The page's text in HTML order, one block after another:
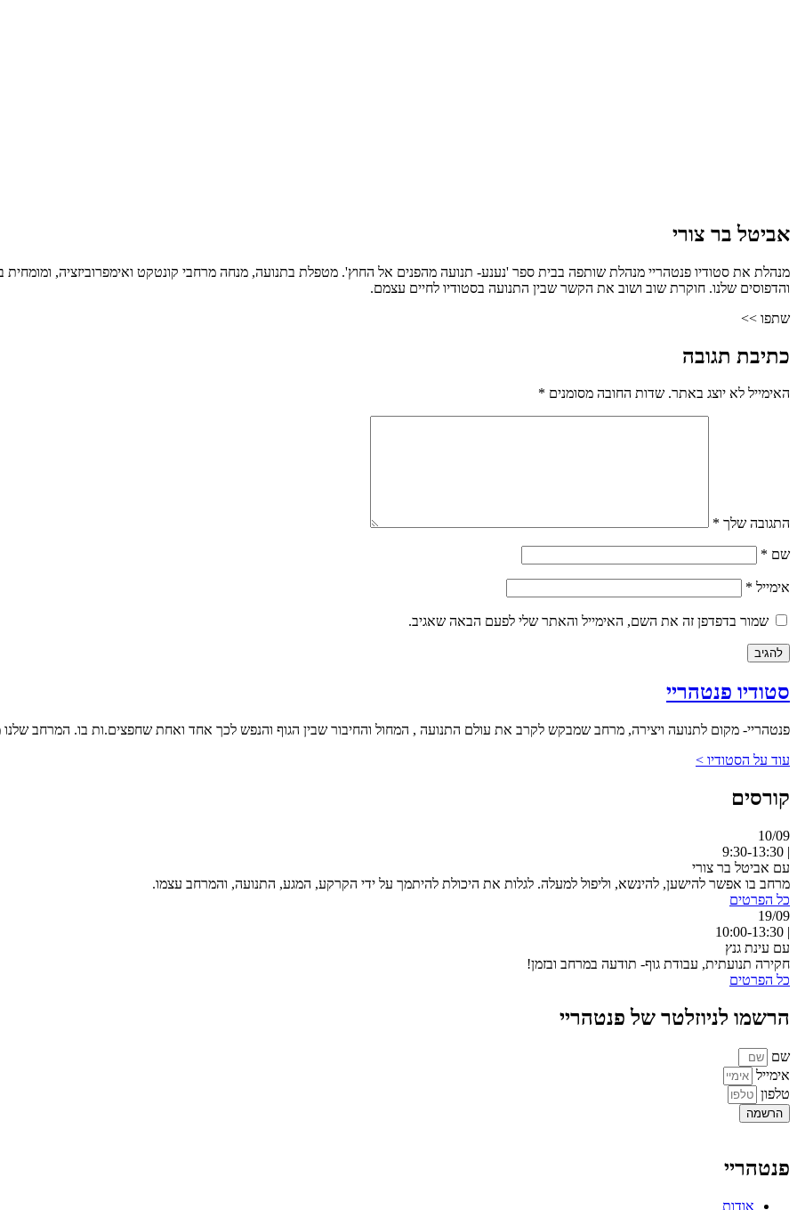
אביטל בר צורי
מנהלת את סטודיו פנטהריי מנהלת שותפה בבית ספר 'נענע- תנועה מהפנים אל החוץ'. מטפלת בתנועה, מנחה מרחבי קונטקט ואימפרוביזציה,
והדפוסים שלנו. חוקרת שוב ושוב את הקשר שבין התנועה בסטודיו לחיים עצמם.
שתפו >>
כתיבת תגובה
האימייל לא יוצג באתר. שדות החובה מסומנים *
התגובה שלך *
שם *
אימייל *
שמור בדפדפן זה את השם, האימייל והאתר שלי לפעם הבאה שאגיב.
סטודיו פנטהריי
פנטהריי- מקום לתנועה ויצירה, מרחב שמבקש לקרב את עולם התנועה , המחול והחיבור שבין הגוף והנפש לכך אחד ואחת שחפצים.ות בו. המרחב שלנו
עוד על הסטודיו >
קורסים
10/09
| 9:30-13:30
עם אביטל בר צורי
מרחב בו אפשר להישען, להינשא, וליפול למעלה. לגלות את היכולת להיתמך על ידי הקרקע, המגע, התנועה, והמרחב עצמו.
כל הפרטים
19/09
| 10:00-13:30
עם עינת גנץ
חקירה תנועתית, עבודת גוף- תודעה במרחב ובזמן!
כל הפרטים
הרשמו לניוזלטר של פנטהריי
שם
אימייל
טלפון
הרשמה
פנטהריי
אודות